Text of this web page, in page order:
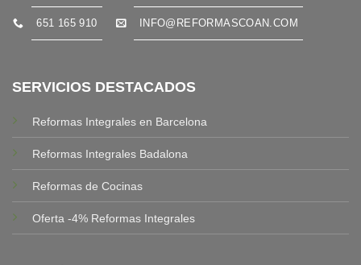
651 165 910 INFO@REFORMASCOAN.COM
SERVICIOS DESTACADOS
Reformas Integrales en Barcelona
Reformas Integrales Badalona
Reformas de Cocinas
Oferta -4% Reformas Integrales